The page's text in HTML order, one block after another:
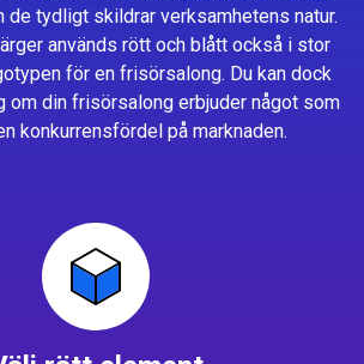
de tydligt skildrar verksamhetens natur.
används rött och blått också i stor
för en frisörsalong. Du kan dock
om din frisörsalong erbjuder något som
konkurrensfördel på marknaden.